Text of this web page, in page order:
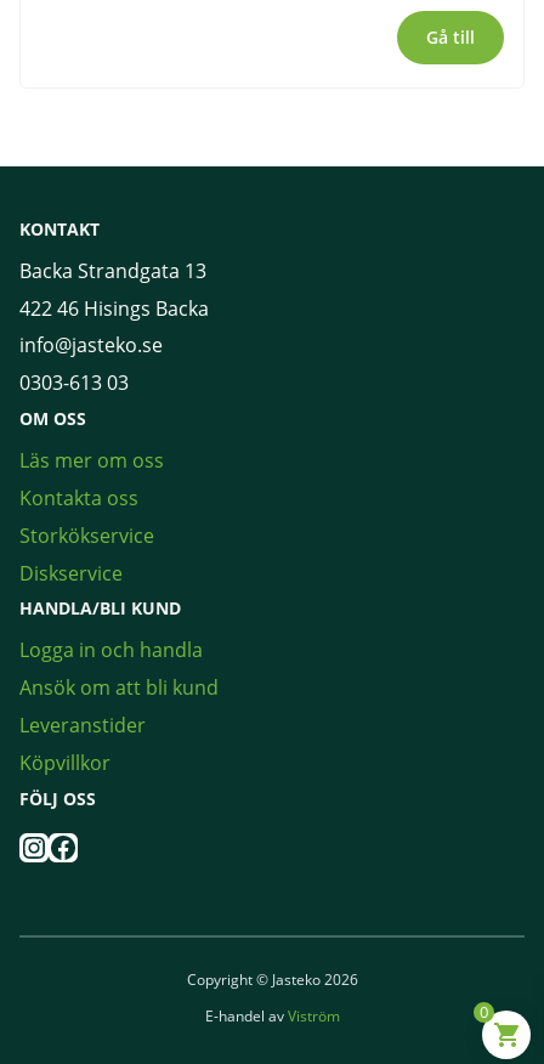
Gå till
KONTAKT
Backa Strandgata 13
422 46 Hisings Backa
info@jasteko.se
0303-613 03
OM OSS
Läs mer om oss
Kontakta oss
Storkökservice
Diskservice
HANDLA/BLI KUND
Logga in och handla
Ansök om att bli kund
Leveranstider
Köpvillkor
FÖLJ OSS
Instagram
Facebook
Copyright © Jasteko 2026
E-handel avViström 0